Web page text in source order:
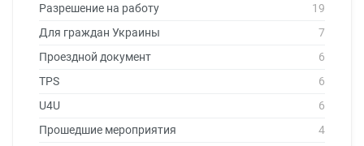
Разрешение на работу
19
Для граждан Украины
7
Проездной документ
6
TPS
6
U4U
6
Прошедшие мероприятия
4